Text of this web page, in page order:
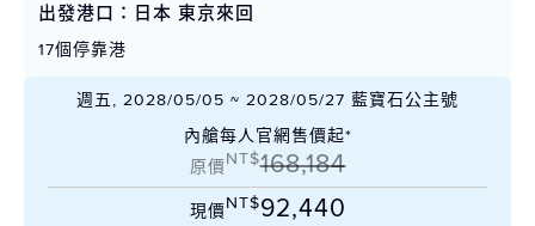
出發港口：日本 東京來回
17個停靠港
週五, 2028/05/05 ~ 2028/05/27 藍寶石公主號
內艙每人官網售價起*
原價NT$168,184
現價NT$92,440